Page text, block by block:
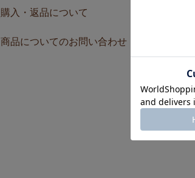
購入・返品について
商品についてのお問い合わせ